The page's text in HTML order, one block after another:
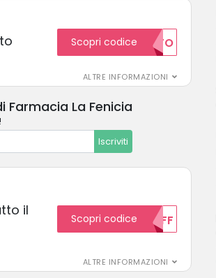
ALTRE INFORMAZIONI
Scopri codice20SCONTO
La Fenicia
Iscriviti
il
ALTRE INFORMAZIONI
Scopri codice 10OFF